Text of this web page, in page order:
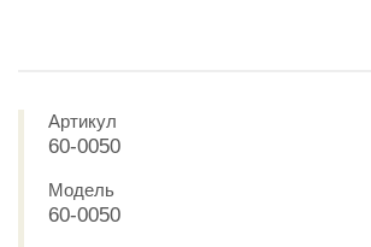
Артикул
60-0050
Модель
60-0050